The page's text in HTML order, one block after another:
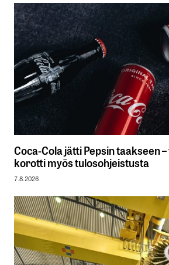
Coca-Cola jätti Pepsin taakseen
korotti myös tulosohjeistusta
7.8.2026